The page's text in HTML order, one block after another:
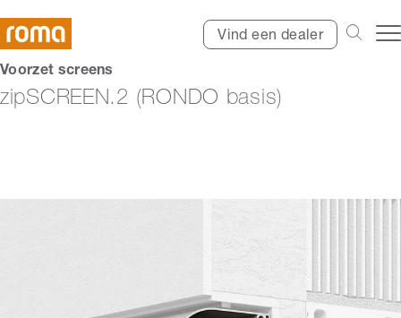
Vind een dealer
Voorzet screens
zipSCREEN.2 (RONDO basis)